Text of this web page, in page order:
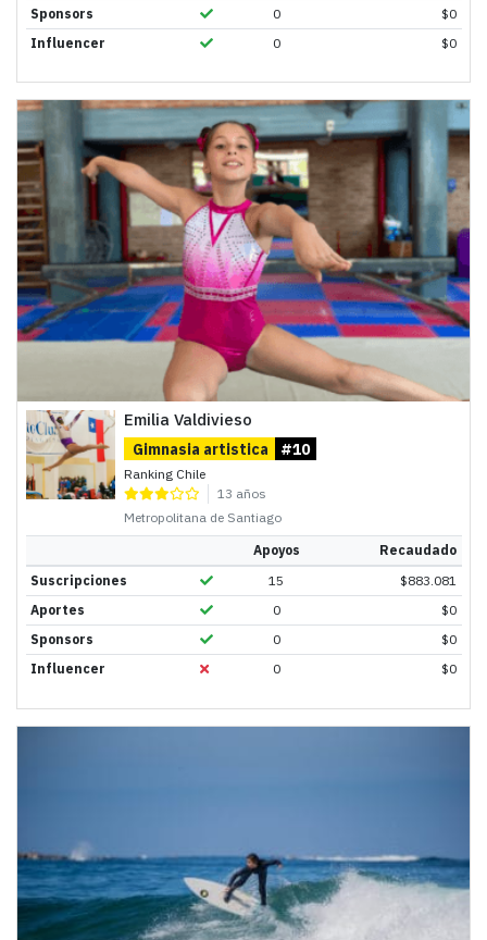
Sponsors
0 $0
Influencer
0 $0
Emilia Valdivieso
Gimnasia artistica #10
Ranking Chile
13 años
Metropolitana de Santiago
Apoyos
Recaudado
Suscripciones
15 $883.081
Aportes
0 $0
Sponsors
0 $0
Influencer
0 $0